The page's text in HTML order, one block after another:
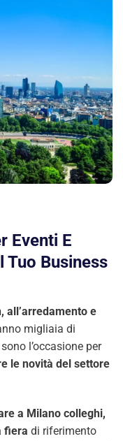
Eventi E
Tuo Business
all’arredamento e
migliaia di
l’occasione per
le novità del settore
a Milano colleghi,
fiera di riferimento